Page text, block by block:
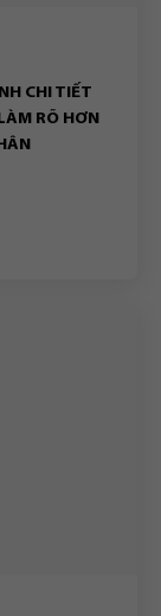
CHI TIẾT
RÕ HƠN